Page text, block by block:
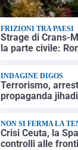
FRIZIONI TRA PAESI
Strage di Crans-
la parte civile:
INDAGINE DIGOS
Terrorismo,
propaganda
NON SI FERMA LA
Crisi Ceuta, la
controlli alle